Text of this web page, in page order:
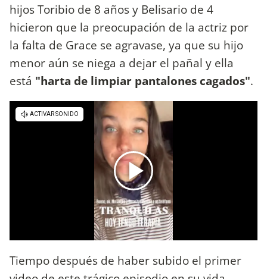
hijos Toribio de 8 años y Belisario de 4
hicieron que la preocupación de la actriz por
la falta de Grace se agravase, ya que su hijo
menor aún se niega a dejar el pañal y ella
está "harta de limpiar pantalones cagados".
Tiempo después de haber subido el primer